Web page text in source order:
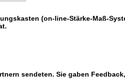
(on-line-Stärke-Maß-
sendeten. Sie gaben